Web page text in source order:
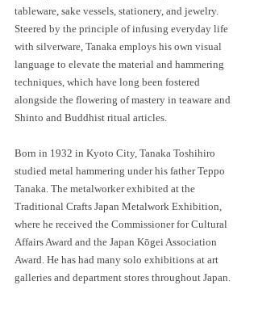
tableware, sake vessels, stationery, and jewelry.
Steered by the principle of infusing everyday life
with silverware, Tanaka employs his own visual
language to elevate the material and hammering
techniques, which have long been fostered
alongside the flowering of mastery in teaware and
Shinto and Buddhist ritual articles.
Born in 1932 in Kyoto City, Tanaka Toshihiro
studied metal hammering under his father Teppo
Tanaka. The metalworker exhibited at the
Traditional Crafts Japan Metalwork Exhibition,
where he received the Commissioner for Cultural
Affairs Award and the Japan Kōgei Association
Award. He has had many solo exhibitions at art
galleries and department stores throughout Japan.